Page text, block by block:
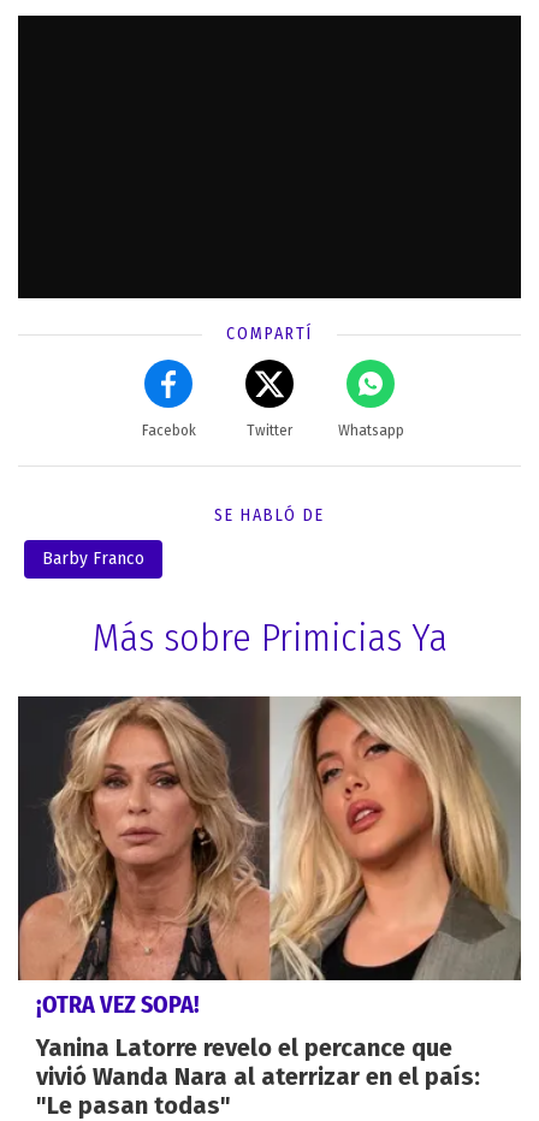
COMPARTÍ
Facebok Twitter Whatsapp
SE HABLÓ DE
Barby Franco
Más sobre Primicias Ya
¡OTRA VEZ SOPA!
Yanina Latorre revelo el percance que
vivió Wanda Nara al aterrizar en el país:
"Le pasan todas"